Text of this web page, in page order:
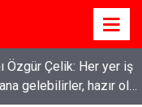
Özgür Çelik: Her yer iş
gelebilirler, hazır ol”